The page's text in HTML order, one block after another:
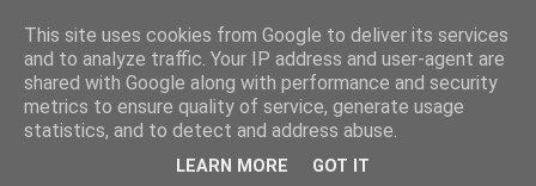
Новини от Бургас, страната и света!
This site uses cookies from Google to deliver its services
and to analyze traffic. Your IP address and user-agent are
shared with Google along with performance and security
metrics to ensure quality of service, generate usage
statistics, and to detect and address abuse.
LEARN MORE GOT IT